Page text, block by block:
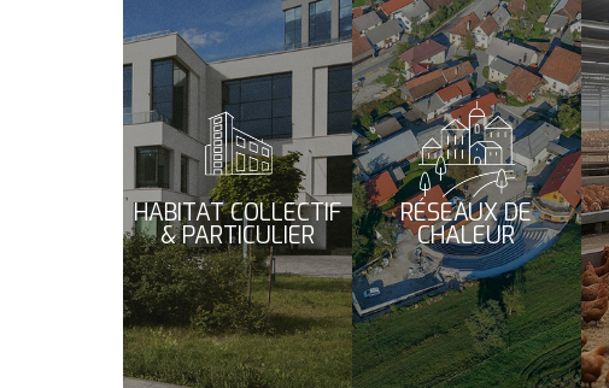
HABITAT COLLECTIF
& PARTICULIER
RÉSEAUX DE
CHALEUR